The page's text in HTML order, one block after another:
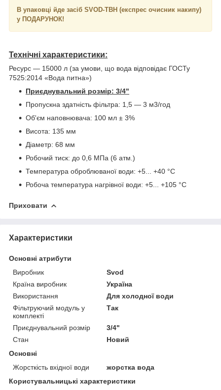
В упаковці йде засіб SVOD-ТВН (експрес очисник накипу)
у ПОДАРУНОК!
Технічні характеристики:
Ресурс — 15000 л (за умови, що вода відповідає ГОСТу
7525:2014 «Вода питна»)
Приєднувальний розмір: 3/4"
Пропускна здатність фільтра: 1,5 — 3 м3/год
Об'єм наповнювача: 100 мл ± 3%
Висота: 135 мм
Діаметр: 68 мм
Робочий тиск: до 0,6 МПа (6 атм.)
Температура оброблюваної води: +5... +40 °С
Робоча температура нагрівної води: +5... +105 °С
Приховати
Характеристики
Основні атрибути
Виробник
Svod
Країна виробник
Україна
Використання
Для холодної води
Фільтруючий модуль у
комплекті
Так
Приєднувальний розмір
3/4"
Стан
Новий
Основні
Жорсткість вхідної води
жорстка вода
Користувальницькі характеристики